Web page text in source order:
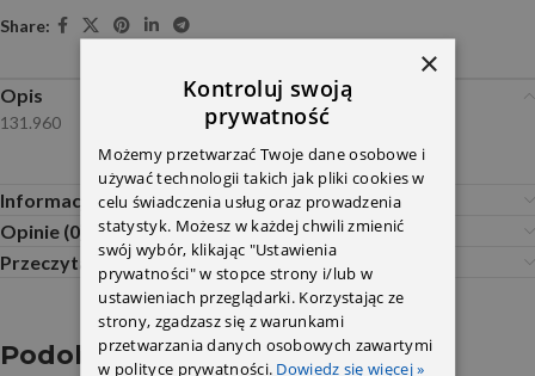
Share:
Opis
131.960
Informacje dodatkowe
Opinie (0)
Przeczytaj Przed Zakupem
Podobne produkty
×
Kontroluj swoją
prywatność
Możemy przetwarzać Twoje dane osobowe i
używać technologii takich jak pliki cookies w
celu świadczenia usług oraz prowadzenia
statystyk. Możesz w każdej chwili zmienić
swój wybór, klikając "Ustawienia
prywatności" w stopce strony i/lub w
ustawieniach przeglądarki. Korzystając ze
strony, zgadzasz się z warunkami
przetwarzania danych osobowych zawartymi
w polityce prywatności. Dowiedz się więcej »